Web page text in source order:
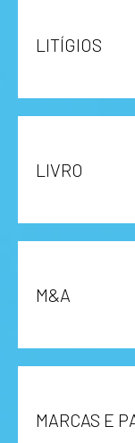
LITÍGIOS
LIVRO
M&A
MARCAS E